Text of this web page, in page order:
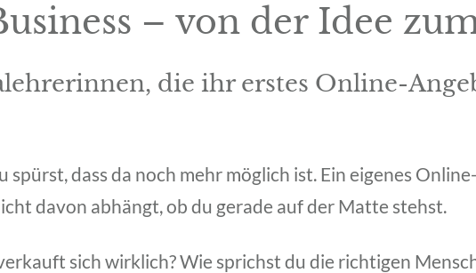
– von der Idee
die ihr erstes Online-
dass da noch mehr möglich ist. Ein eigenes
davon abhängt, ob du gerade auf der Matte stehst.
sich wirklich? Wie sprichst du die richtigen